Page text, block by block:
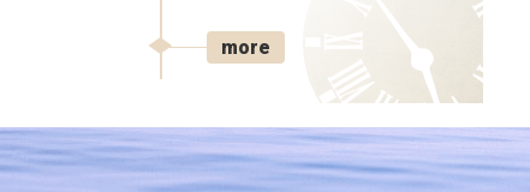
more